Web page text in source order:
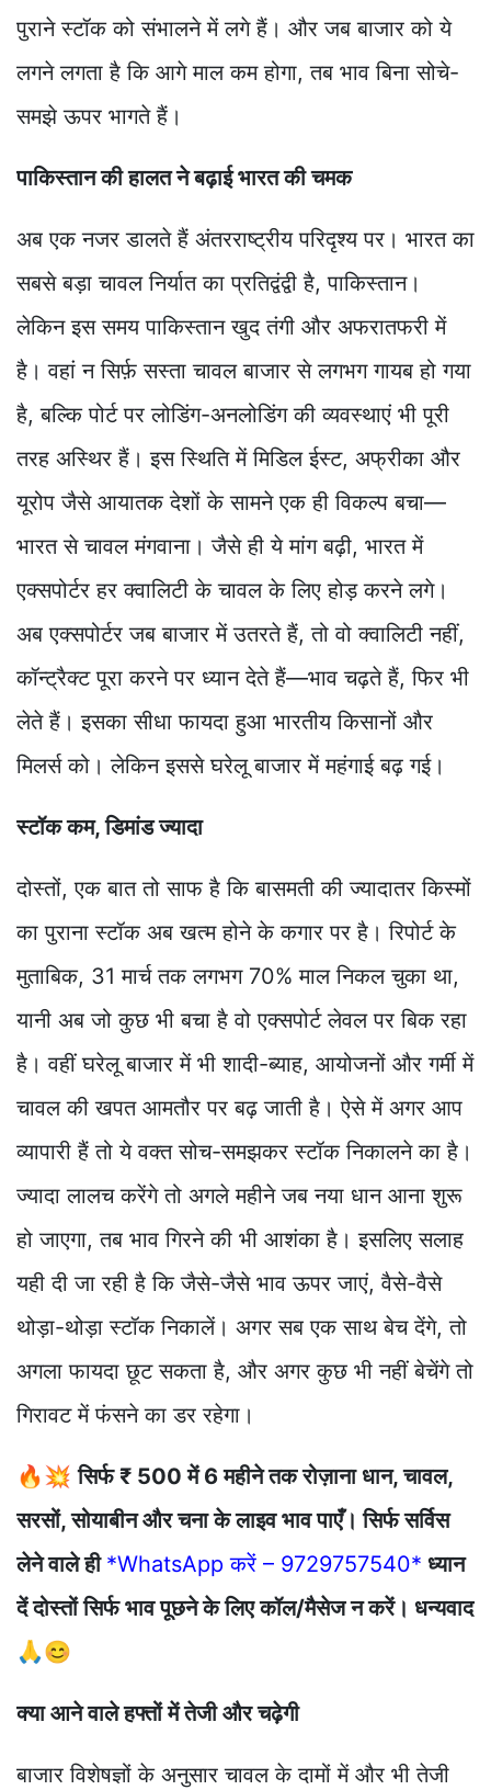
पुराने स्टॉक को संभालने में लगे हैं। और जब बाजार को ये
लगने लगता है कि आगे माल कम होगा, तब भाव बिना सोचे-
समझे ऊपर भागते हैं।
पाकिस्तान की हालत ने बढ़ाई भारत की चमक
अब एक नजर डालते हैं अंतरराष्ट्रीय परिदृश्य पर। भारत का
सबसे बड़ा चावल निर्यात का प्रतिद्वंद्वी है, पाकिस्तान।
लेकिन इस समय पाकिस्तान खुद तंगी और अफरातफरी में
है। वहां न सिर्फ़ सस्ता चावल बाजार से लगभग गायब हो गया
है, बल्कि पोर्ट पर लोडिंग-अनलोडिंग की व्यवस्थाएं भी पूरी
तरह अस्थिर हैं। इस स्थिति में मिडिल ईस्ट, अफ्रीका और
यूरोप जैसे आयातक देशों के सामने एक ही विकल्प बचा—
भारत से चावल मंगवाना। जैसे ही ये मांग बढ़ी, भारत में
एक्सपोर्टर हर क्वालिटी के चावल के लिए होड़ करने लगे।
अब एक्सपोर्टर जब बाजार में उतरते हैं, तो वो क्वालिटी नहीं,
कॉन्ट्रैक्ट पूरा करने पर ध्यान देते हैं—भाव चढ़ते हैं, फिर भी
लेते हैं। इसका सीधा फायदा हुआ भारतीय किसानों और
मिलर्स को। लेकिन इससे घरेलू बाजार में महंगाई बढ़ गई।
स्टॉक कम, डिमांड ज्यादा
दोस्तों, एक बात तो साफ है कि बासमती की ज्यादातर किस्मों
का पुराना स्टॉक अब खत्म होने के कगार पर है। रिपोर्ट के
मुताबिक, 31 मार्च तक लगभग 70% माल निकल चुका था,
यानी अब जो कुछ भी बचा है वो एक्सपोर्ट लेवल पर बिक रहा
है। वहीं घरेलू बाजार में भी शादी-ब्याह, आयोजनों और गर्मी में
चावल की खपत आमतौर पर बढ़ जाती है। ऐसे में अगर आप
व्यापारी हैं तो ये वक्त सोच-समझकर स्टॉक निकालने का है।
ज्यादा लालच करेंगे तो अगले महीने जब नया धान आना शुरू
हो जाएगा, तब भाव गिरने की भी आशंका है। इसलिए सलाह
यही दी जा रही है कि जैसे-जैसे भाव ऊपर जाएं, वैसे-वैसे
थोड़ा-थोड़ा स्टॉक निकालें। अगर सब एक साथ बेच देंगे, तो
अगला फायदा छूट सकता है, और अगर कुछ भी नहीं बेचेंगे तो
गिरावट में फंसने का डर रहेगा।
🔥💥सिर्फ ₹ 500 में 6 महीने तक रोज़ाना धान, चावल,
सरसों, सोयाबीन और चना के लाइव भाव पाएँ। सिर्फ सर्विस
लेने वाले ही *WhatsApp करें – 9729757540* ध्यान
दें दोस्तों सिर्फ भाव पूछने के लिए कॉल/मैसेज न करें। धन्यवाद
🙏😊
क्या आने वाले हफ्तों में तेजी और चढ़ेगी
बाजार विशेषज्ञों के अनुसार चावल के दामों में और भी तेजी